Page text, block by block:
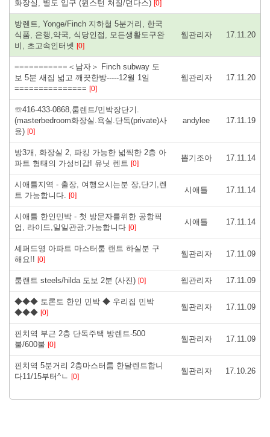
화장실, 별도 입구 (윈스턴 쳐칠/던다스) [0]
방렌트, Yonge/Finch 지하철 5분거리, 한국
식품, 은행,약국, 식당인접, 모든생활도구완
비, 초고속인터넷 [0]
웹관리자 17.11.20
===========＜남자＞ Finch subway 도
보 5분 새집 넓고 깨끗한방-----12월 1일
=============== [0]
웹관리자 17.11.20
☏416-433-0868,룸렌트/민박장단기.
(masterbedroom화장실.욕실.단독(private)사
용) [0]
andylee 17.11.19
방3개, 화장실 2, 파킹 가능한 넓찍한 2층 아
파트 형태의 가성비갑! 유닛 렌트 [0]
뽑기조아 17.11.14
시애틀지역 - 출장, 여행오시는분 장,단기,렌
트 가능합니다. [0]
시애틀 17.11.14
시애틀 한인민박 - 첫 방문자를위한 공항픽
업, 라이드,일일관광,가능합니다 [0]
시애틀 17.11.14
셰퍼드영 아파트 마스터룸 랜트 하실분 구
해요!! [0]
웹관리자 17.11.09
룸랜트 steels/hilda 도보 2분 (사진) [0] 웹관리자 17.11.09
◆◆◆ 토론토 한인 민박 ◆ 우리집 민박
◆◆◆ [0]
웹관리자 17.11.09
핀치역 부근 2층 단독주택 방렌트-500
불/600불 [0]
웹관리자 17.11.09
핀치역 5분거리 2층마스터룸 한달렌트합니
다11/15부터^ㄴ [0]
웹관리자 17.10.26